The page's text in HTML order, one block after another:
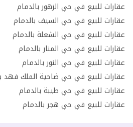
عقارات للبيع في حي الزهور بالدمام
عقارات للبيع في حي السيف بالدمام
عقارات للبيع في حي الشعلة بالدمام
عقارات للبيع في حي المنار بالدمام
عقارات للبيع في حي النور بالدمام
عقارات للبيع في حي طيبة بالدمام
عقارات للبيع في حي هجر بالدمام